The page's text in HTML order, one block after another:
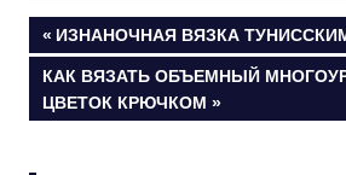
Навигация
по
ПРЕДЫДУЩАЯ
ЗАПИСЬ:
ИЗНАНОЧНАЯ ВЯЗКА
СЛЕДУЮЩАЯ
ЗАПИСЬ:
КАК ВЯЗАТЬ ОБЪЕМНЫЙ
ЦВЕТОК КРЮЧКОМ